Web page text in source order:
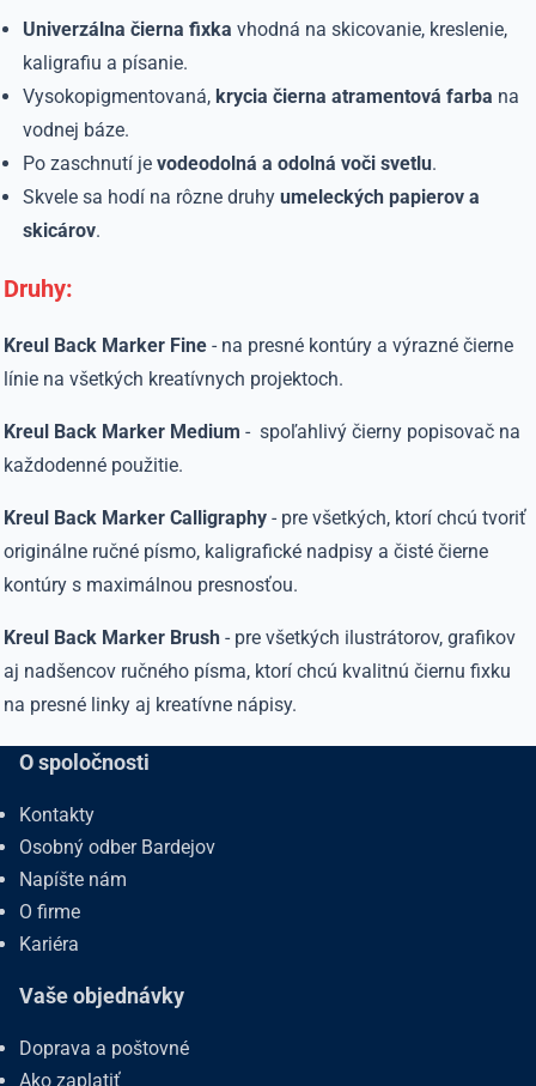
Univerzálna čierna fixka vhodná na skicovanie, kreslenie,
kaligrafiu a písanie.
Vysokopigmentovaná,krycia čierna atramentová farba na
vodnej báze.
Po zaschnutí jevodeodolná a odolná voči svetlu.
Skvele sa hodí na rôzne druhyumeleckých papierov a
skicárov.
Druhy:
Kreul Back Marker Fine - na presné kontúry a výrazné čierne
línie na všetkých kreatívnych projektoch.
Kreul Back Marker Medium - spoľahlivý čierny popisovač na
každodenné použitie.
Kreul Back Marker Calligraphy - pre všetkých, ktorí chcú tvoriť
originálne ručné písmo, kaligrafické nadpisy a čisté čierne
kontúry s maximálnou presnosťou.
Kreul Back Marker Brush - pre všetkých ilustrátorov, grafikov
aj nadšencov ručného písma, ktorí chcú kvalitnú čiernu fixku
na presné linky aj kreatívne nápisy.
O spoločnosti
Kontakty
Osobný odber Bardejov
Napíšte nám
O firme
Kariéra
Vaše objednávky
Doprava a poštovné
Ako zaplatiť